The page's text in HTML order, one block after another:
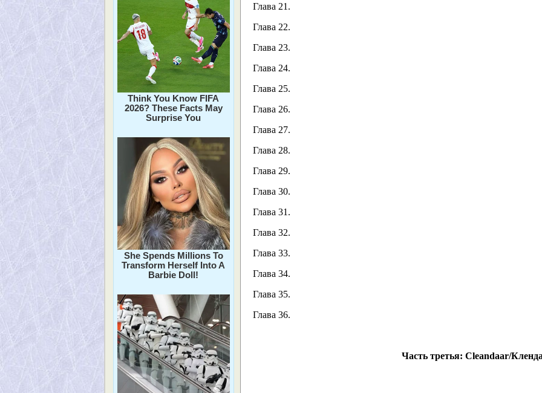
Think You Know FIFA
2026? These Facts May
Surprise You
She Spends Millions To
Transform Herself Into A
Barbie Doll!
Глава 21.
Глава 22.
Глава 23.
Глава 24.
Глава 25.
Глава 26.
Глава 27.
Глава 28.
Глава 29.
Глава 30.
Глава 31.
Глава 32.
Глава 33.
Глава 34.
Глава 35.
Глава 36.
Часть третья: Cleandaar/